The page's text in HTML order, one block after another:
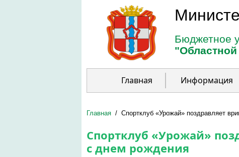
Бюджетное
Главная
Информация
Главная / Спортклуб «Урожай» поздравляет
Спортклуб «Урожай»
с днем рождения